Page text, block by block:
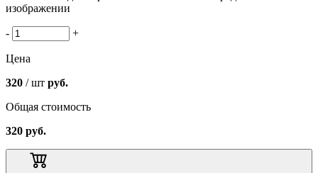
изображении
- +
Цена
320 / шт руб.
Общая стоимость
320 руб.